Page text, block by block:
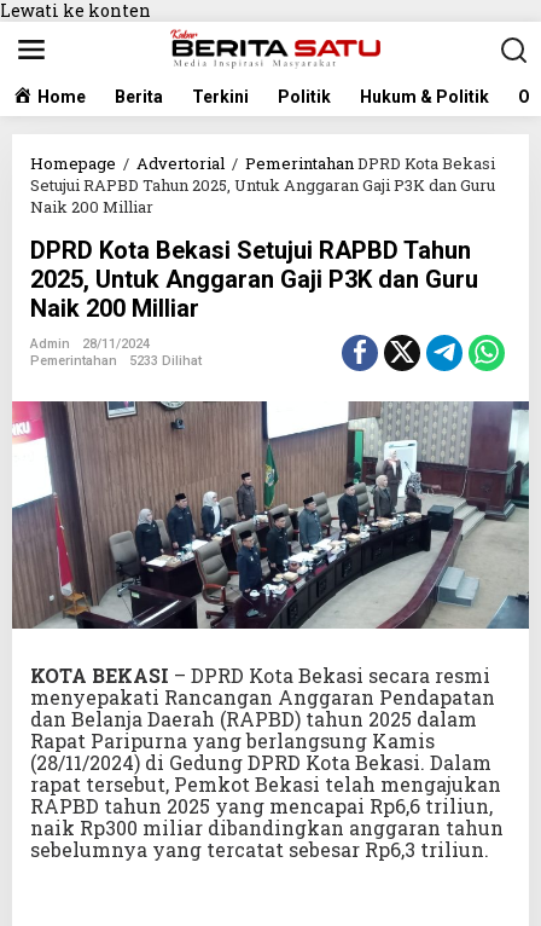
Lewati ke konten
Home Berita Terkini Politik Hukum & Politik
Homepage / Advertorial / PemerintahanDPRD Kota Bekasi
Setujui RAPBD Tahun 2025, Untuk Anggaran Gaji P3K dan Guru
Naik 200 Milliar
DPRD Kota Bekasi Setujui RAPBD Tahun
2025, Untuk Anggaran Gaji P3K dan Guru
Naik 200 Milliar
Admin
28/11/2024
Pemerintahan
5233 Dilihat
KOTA BEKASI – DPRD Kota Bekasi secara resmi
menyepakati Rancangan Anggaran Pendapatan
dan Belanja Daerah (RAPBD) tahun 2025 dalam
Rapat Paripurna yang berlangsung Kamis
(28/11/2024) di Gedung DPRD Kota Bekasi. Dalam
rapat tersebut, Pemkot Bekasi telah mengajukan
RAPBD tahun 2025 yang mencapai Rp6,6 triliun,
naik Rp300 miliar dibandingkan anggaran tahun
sebelumnya yang tercatat sebesar Rp6,3 triliun.